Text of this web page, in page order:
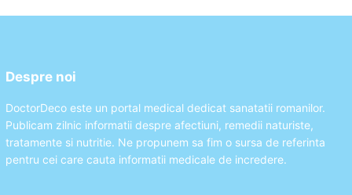
Despre noi
DoctorDeco este un portal medical dedicat sanatatii romanilor.
Publicam zilnic informatii despre afectiuni, remedii naturiste,
tratamente si nutritie. Ne propunem sa fim o sursa de referinta
pentru cei care cauta informatii medicale de incredere.